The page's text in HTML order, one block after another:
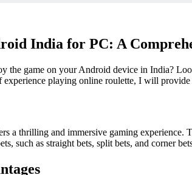
India for PC: A
the game on your Android device in India?
playing online roulette, I will
a thrilling and immersive gaming experience.
such as straight bets, split bets, and corner